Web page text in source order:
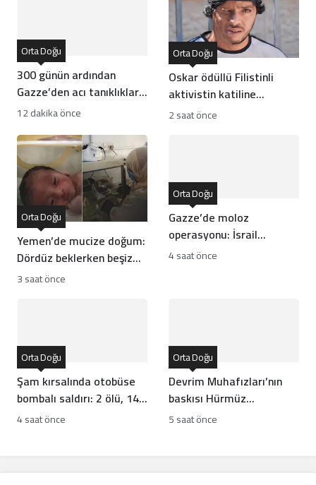
300 günün ardından
Gazze’den acı tanıklıklar:
Ateşkes sadece medyatik
Orta Doğu
12 dakika önce
Oskar ödüllü Filistinli
aktivistin katiline
hafifletilmiş suçlama
Orta Doğu
2 saat önce
Yemen’de mucize doğum:
Dördüz beklerken beşiz
bebek dünyaya geldi
Orta Doğu
3 saat önce
Gazze’de moloz
operasyonu: İsrail
soykırım kanıtlarını mı
Orta Doğu
4 saat önce
Şam kırsalında otobüse
bombalı saldırı: 2 ölü, 14
yaralı
Orta Doğu
4 saat önce
Devrim Muhafızları’nın
baskısı Hürmüz
Anlaşması’nı kilitledi
Orta Doğu
5 saat önce